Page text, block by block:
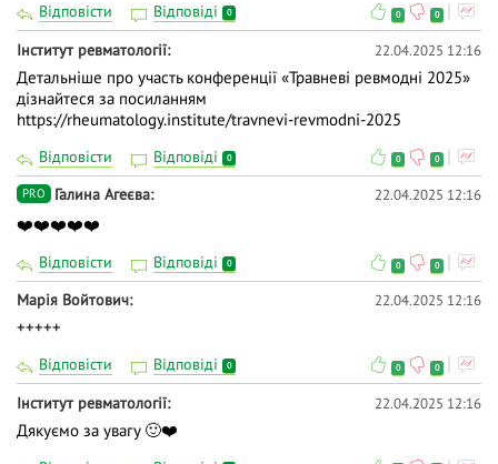
Відповісти Відповіді 0 0 0
Інститут ревматології 22.04.2025 12:16
Детальніше про участь конференції «Травневі ревмодні 2025»
дізнайтеся за посиланням
https://rheumatology.institute/travnevi-revmodni-2025
Відповісти Відповіді 0 0 0
PRO Галина Агеєва 22.04.2025 12:16
❤️❤️❤️❤️❤️
Відповісти Відповіді 0 0 0
Марія Войтович 22.04.2025 12:16
+++++
Відповісти Відповіді 0 0 0
Інститут ревматології 22.04.2025 12:16
Дякуємо за увагу 🙂❤️